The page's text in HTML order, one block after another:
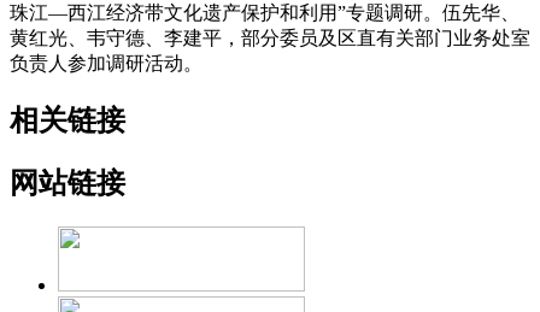
珠江—西江经济带文化遗产保护和利用”专题调研。伍先华、
黄红光、韦守德、李建平，部分委员及区直有关部门业务处室
负责人参加调研活动。
相关链接
网站链接